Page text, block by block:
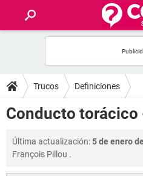
FOROS
SALUD
FAMILIA
NUTRICIÓN
Trucos Definiciones
Conducto torácico
Última actualización:5 de enero
François Pillou .